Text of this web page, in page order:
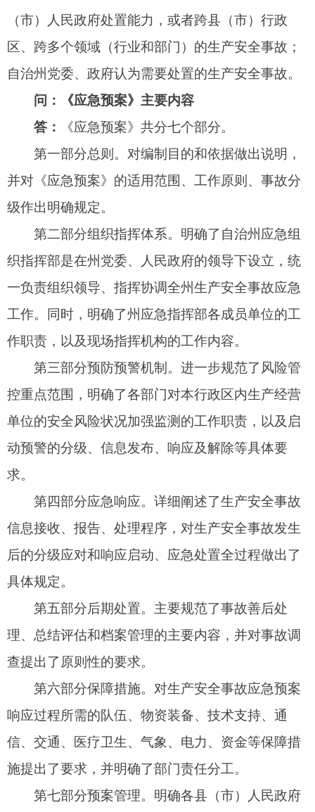
作职责，以及现场指挥机构的工作内容。
第三部分预防预警机制。进一步规范了风险管
控重点范围，明确了各部门对本行政区内生产经营
动预警的分级、信息发布、响应及解除等具体要
第四部分应急响应。详细阐述了生产安全事故
信息接收、报告、处理程序，对生产安全事故发生
后的分级应对和响应启动、应急处置全过程做出了
第五部分后期处置。主要规范了事故善后处
理、总结评估和档案管理的主要内容，并对事故调
查提出了原则性的要求。
第六部分保障措施。对生产安全事故应急预案
响应过程所需的队伍、物资装备、技术支持、通
施提出了要求，并明确了部门责任分工。
第七部分预案管理。明确各县（市）人民政府
及各有关部门应当采取多种形式开展应急预案宣
传，提出了各县（市）人民政府及各有关部门、乡
（镇）人民政府、街道办事处等地方人民政府派出
援预案演练；生产经营单位应当根据本单位的事故
风险特点，每年至少组织1次综合应急预案演练或者
专项应急预案演练，每半年至少组织1次现场处置方
案演练；易燃易爆物品、危险化学品等危险物品的
生产、经营、储存、运输单位、矿山、金属冶炼、
场、娱乐场所、旅游景区等人员密集场所经营单
位，应当至少每半年组织1次生产安全事故应急救援
预案演练的原则性要求。同时，对预案的修订、奖
励与责任追究也作了进一步说明。
解读主体及解读责任人
第一解读人：曹纪武（自治州应急管理局党委
书记）